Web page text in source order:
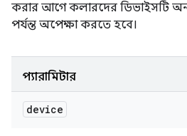
করার আগে কলারদের ডিভাইসটি
পর্যন্ত অপেক্ষা করতে হবে।
প্যারামিটার
device